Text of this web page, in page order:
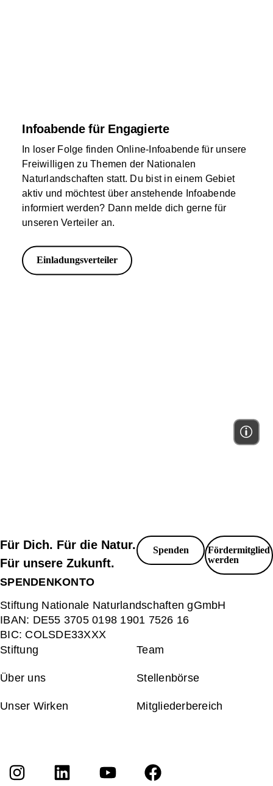
Infoabende für Engagierte
In loser Folge finden Online-Infoabende für unsere
Freiwilligen zu Themen der Nationalen
Naturlandschaften statt. Du bist in einem Gebiet
aktiv und möchtest über anstehende Infoabende
informiert werden? Dann melde dich gerne für
unseren Verteiler an.
Einladungsverteiler
Für Dich. Für die Natur.
Für unsere Zukunft.
Spenden
Fördermitglied
werden
SPENDENKONTO
Stiftung Nationale Naturlandschaften gGmbH
IBAN: DE55 3705 0198 1901 7526 16
BIC: COLSDE33XXX
Stiftung
Team
Über uns Stellenbörse
Unser Wirken Mitgliederbereich